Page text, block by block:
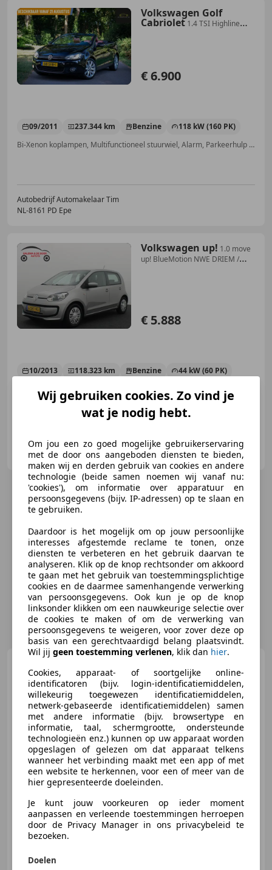
Volkswagen Golf
Cabriolet 1.4 TSI Highline
€ 6.900
09/2011 237.344 km Benzine
118 kW (160 PK)
Bi-Xenon koplampen, Multifunctioneel stuurwiel, Alarm, Parkeerhulp voor, Met onderhoudshistorie, Lichtmetalen velgen, Open dak, Elektrische ramen
Autobedrijf Automakelaar Tim
NL-8161 PD Epe
Volkswagen up! 1.0 move
up! BlueMotion NWE DRIEM /
€ 5.888
10/2013 118.323 km Benzine
44 kW (60 PK)
Galema & de Boer Auto's B.V.
NL-8711 HP WORKUM
Style Business 100% Dealer
onderhouden | C
€ 17.945
06/2020 65.806 km Benzine
85 kW (116 PK)
NL-2717 CX ZOETERMEER
Wij gebruiken cookies. Zo vind je
wat je nodig hebt.
Om jou een zo goed mogelijke gebruikerservaring
met de door ons aangeboden diensten te bieden,
maken wij en derden gebruik van cookies en andere
technologie (beide samen noemen wij vanaf nu:
'cookies'), om informatie over apparatuur en
persoonsgegevens (bijv. IP-adressen) op te slaan en
te gebruiken.
Daardoor is het mogelijk om op jouw persoonlijke
interesses afgestemde reclame te tonen, onze
diensten te verbeteren en het gebruik daarvan te
analyseren. Klik op de knop rechtsonder om akkoord
te gaan met het gebruik van toestemmingsplichtige
cookies en de daarmee samenhangende verwerking
van persoonsgegevens. Ook kun je op de knop
linksonder klikken om een nauwkeurige selectie over
de cookies te maken of om de verwerking van
persoonsgegevens te weigeren, voor zover deze op
basis van een gerechtvaardigd belang plaatsvindt.
Wil jij geen toestemming verlenen, klik dan hier.
Cookies, apparaat- of soortgelijke online-
identificatoren (bijv. login-identificatiemiddelen,
willekeurig toegewezen identificatiemiddelen,
netwerk-gebaseerde identificatiemiddelen) samen
met andere informatie (bijv. browsertype en
informatie, taal, schermgrootte, ondersteunde
technologieën enz.) kunnen op uw apparaat worden
opgeslagen of gelezen om dat apparaat telkens
wanneer het verbinding maakt met een app of met
een website te herkennen, voor een of meer van de
hier gepresenteerde doeleinden.
Je kunt jouw voorkeuren op ieder moment
aanpassen en verleende toestemmingen herroepen
door de Privacy Manager in ons privacybeleid te
bezoeken.
Doelen